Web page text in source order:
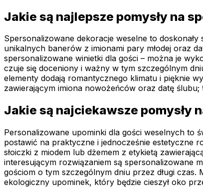
Jakie są najlepsze pomysły na
Spersonalizowane dekoracje weselne to
unikalnych banerów z imionami pary młodej oraz
spersonalizowane winietki dla gości – można je
czuje się doceniony i ważny w tym szczególnym
elementy dodają romantycznego klimatu i pięknie
zawierającym imiona nowożeńców oraz datę
Jakie są najciekawsze pomysły
Personalizowane upominki dla gości weselnych to
postawić na praktyczne i jednocześnie estetyczne
słoiczki z miodem lub dżemem z etykietą
interesującym rozwiązaniem są spersonalizowane
gościom o tym szczególnym dniu przez długi
ekologiczny upominek, który będzie cieszył oko